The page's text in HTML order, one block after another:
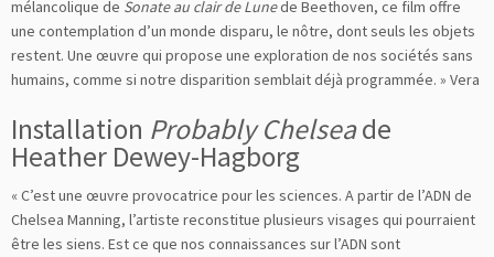
mélancolique de Sonate au clair de Lunede Beethoven, ce film offre
une contemplation d’un monde disparu, le nôtre, dont seuls les objets
restent. Une œuvre qui propose une exploration de nos sociétés sans
humains, comme si notre disparition semblait déjà programmée. » Vera
Installation Probably Chelseade
Heather Dewey-Hagborg
« C’est une œuvre provocatrice pour les sciences. A partir de l’ADN de
Chelsea Manning, l’artiste reconstitue plusieurs visages qui pourraient
être les siens. Est ce que nos connaissances sur l’ADN sont